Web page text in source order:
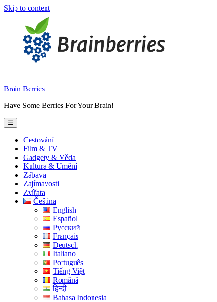
Skip to content
Brain Berries
Have Some Berries For Your Brain!
☰
Cestování
Film & TV
Gadgety & Věda
Kultura & Umění
Zábava
Zajímavosti
Zvířata
Čeština
English
Español
Русский
Français
Deutsch
Italiano
Português
Tiếng Việt
Română
हिन्दी
Bahasa Indonesia